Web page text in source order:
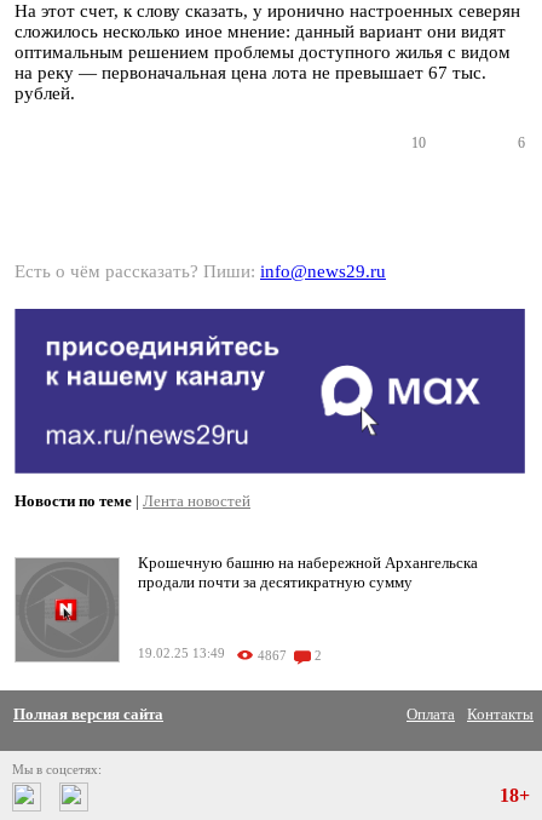
На этот счет, к слову сказать, у иронично настроенных северян
сложилось несколько иное мнение: данный вариант они видят
оптимальным решением проблемы доступного жилья с видом
на реку — первоначальная цена лота не превышает 67 тыс.
рублей.
10 6
Есть о чём рассказать? Пиши: info@news29.ru
Новости по теме | Лента новостей
Крошечную башню на набережной Архангельска
продали почти за десятикратную сумму
19.02.25 13:49 4867 2
Полная версия сайта Оплата Контакты
Мы в соцсетях:
18+